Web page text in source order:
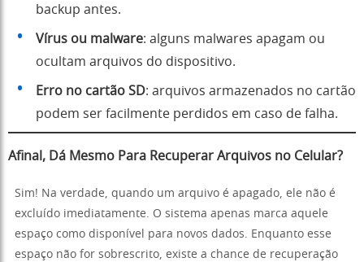
backup antes.
Vírus ou malware: alguns malwares apagam ou
ocultam arquivos do dispositivo.
Erro no cartão SD: arquivos armazenados no cartão
podem ser facilmente perdidos em caso de falha.
Afinal, Dá Mesmo Para Recuperar Arquivos no Celular?
Sim! Na verdade, quando um arquivo é apagado, ele não é
excluído imediatamente. O sistema apenas marca aquele
espaço como disponível para novos dados. Enquanto esse
espaço não for sobrescrito, existe a chance de recuperação